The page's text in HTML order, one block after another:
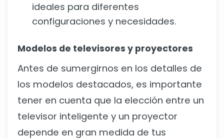
ideales para diferentes
configuraciones y necesidades.
Modelos de televisores y proyectores
Antes de sumergirnos en los detalles de
los modelos destacados, es importante
tener en cuenta que la elección entre un
televisor inteligente y un proyector
depende en gran medida de tus